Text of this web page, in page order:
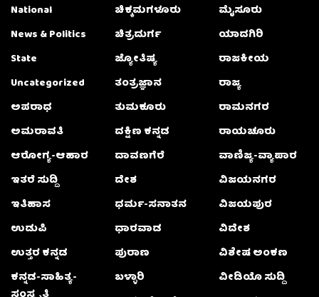
National
News & Politics
State
Uncategorized
ಅಪರಾಧ
ಅಮರಾವತಿ
ಆರೋಗ್ಯ-ಆಹಾರ
ಇತರೆ ಸುದ್ದಿ
ಇತಿಹಾಸ
ಉಡುಪಿ
ಉತ್ತರ ಕನ್ನಡ
ಕನ್ನಡ-ಸಾಹಿತ್ಯ-
ಚಿಕ್ಕಮಗಳೂರು
ಚಿತ್ರದುರ್ಗ
ಜ್ಯೋತಿಷ್ಯ
ತಂತ್ರಜ್ಞಾನ
ತುಮಕೂರು
ದಕ್ಷಿಣ ಕನ್ನಡ
ದಾವಣಗೆರೆ
ದೇಶ
ಧರ್ಮ-ಸನಾತನ
ಧಾರವಾಡ
ಪುರಾಣ
ಬಳ್ಳಾರಿ
ಮೈಸೂರು
ಯಾದಗಿರಿ
ರಾಜಕೀಯ
ರಾಜ್ಯ
ರಾಮನಗರ
ರಾಯಚೂರು
ವಾಣಿಜ್ಯ-ವ್ಯಾಪಾರ
ವಿಜಯನಗರ
ವಿಜಯಪುರ
ವಿದೇಶ
ವಿಶೇಷ ಅಂಕಣ
ವೀಡಿಯೊ ಸುದ್ದಿ